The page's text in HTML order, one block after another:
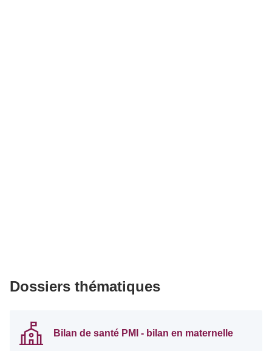
Dossiers thématiques
Bilan de santé PMI - bilan en maternelle